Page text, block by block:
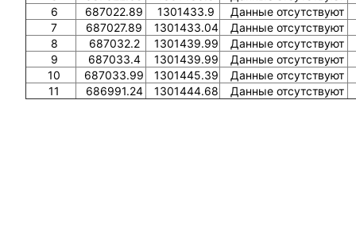
6
687022.89 1301433.9
Данные отсутствуют
7
687027.89 1301433.04
Данные отсутствуют
8
687032.2 1301439.99
Данные отсутствуют
9
687033.4 1301439.99
Данные отсутствуют
10
687033.99 1301445.39
Данные отсутствуют
11
686991.24 1301444.68 Данные отсутствуют